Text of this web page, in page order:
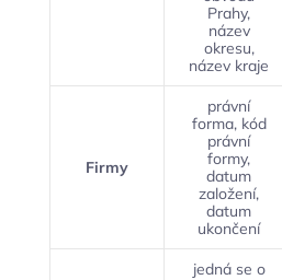
Prahy,
název
okresu,
název kraje
Firmy
právní
forma, kód
právní
formy,
datum
založení,
datum
ukončení
jedná se o